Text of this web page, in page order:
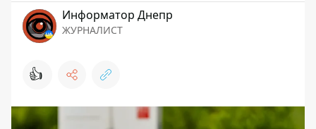
Информатор Днепр
ЖУРНАЛИСТ
👍